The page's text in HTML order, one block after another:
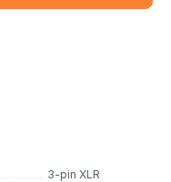
3-pin XLR